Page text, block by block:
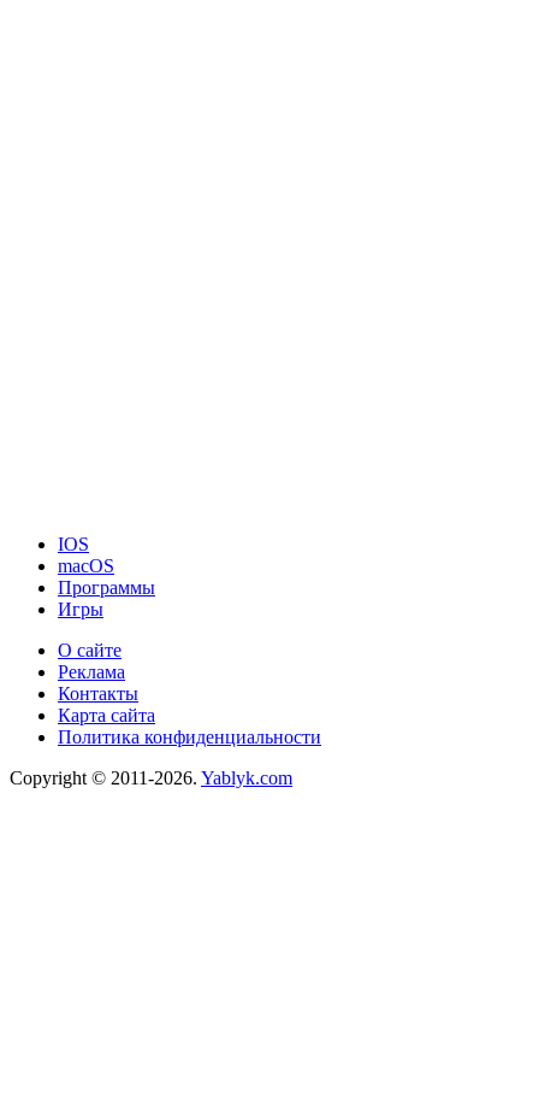
IOS
macOS
Программы
Игры
О сайте
Реклама
Контакты
Карта сайта
Политика конфиденциальности
Copyright © 2011-2026. Yablyk.сom